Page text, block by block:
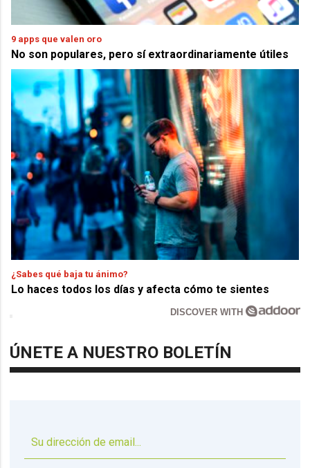
9 apps que valen oro
No son populares, pero sí extraordinariamente útiles
¿Sabes qué baja tu ánimo?
Lo haces todos los días y afecta cómo te sientes
DISCOVER WITH
ÚNETE A NUESTRO BOLETÍN